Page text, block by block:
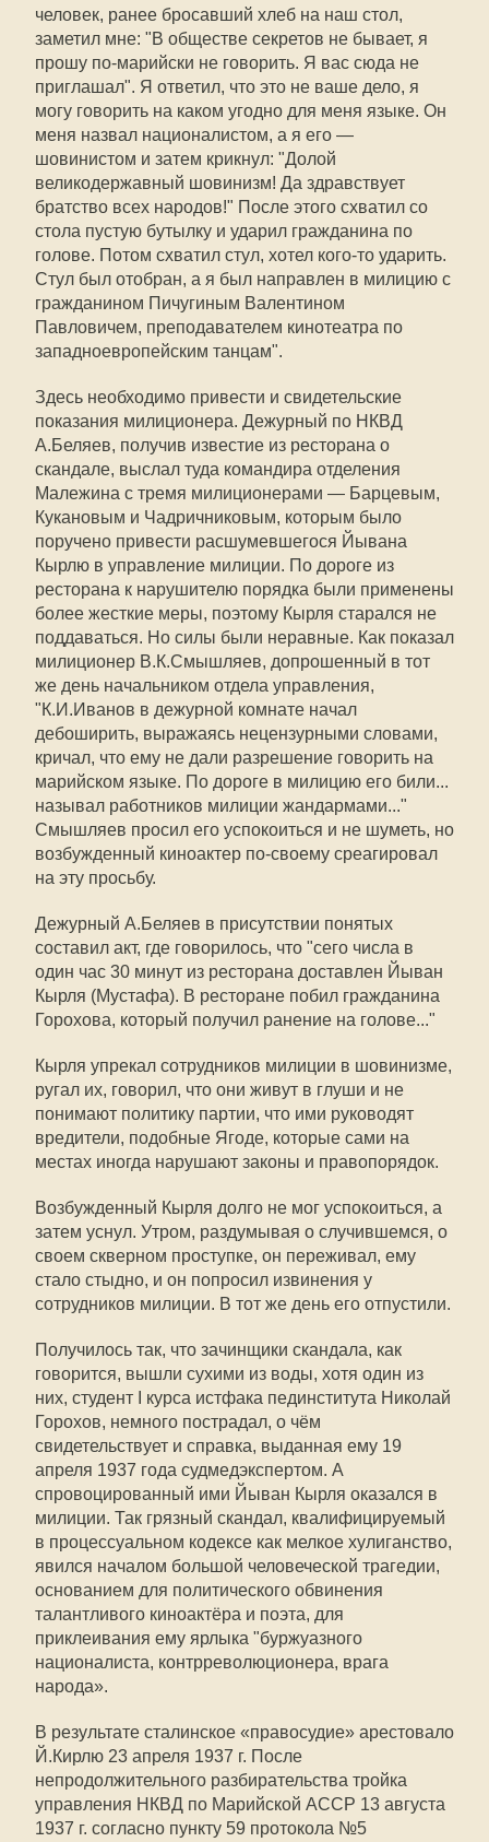
человек, ранее бросавший хлеб на наш стол,
заметил мне: "В обществе секретов не бывает, я
прошу по-марийски не говорить. Я вас сюда не
приглашал". Я ответил, что это не ваше дело, я
могу говорить на каком угодно для меня языке. Он
меня назвал националистом, а я его —
шовинистом и затем крикнул: "Долой
великодержавный шовинизм! Да здравствует
братство всех народов!" После этого схватил со
стола пустую бутылку и ударил гражданина по
голове. Потом схватил стул, хотел кого-то ударить.
Стул был отобран, а я был направлен в милицию с
гражданином Пичугиным Валентином
Павловичем, преподавателем кинотеатра по
западноевропейским танцам".
Здесь необходимо привести и свидетельские
показания милиционера. Дежурный по НКВД
А.Беляев, получив известие из ресторана о
скандале, выслал туда командира отделения
Малежина с тремя милиционерами — Барцевым,
Кукановым и Чадричниковым, которым было
поручено привести расшумевшегося Йывана
Кырлю в управление милиции. По дороге из
ресторана к нарушителю порядка были применены
более жесткие меры, поэтому Кырля старался не
поддаваться. Но силы были неравные. Как показал
милиционер В.К.Смышляев, допрошенный в тот
же день начальником отдела управления,
"К.И.Иванов в дежурной комнате начал
дебоширить, выражаясь нецензурными словами,
кричал, что ему не дали разрешение говорить на
марийском языке. По дороге в милицию его били...
называл работников милиции жандармами..."
Смышляев просил его успокоиться и не шуметь, но
возбужденный киноактер по-своему среагировал
на эту просьбу.
Дежурный А.Беляев в присутствии понятых
составил акт, где говорилось, что "сего числа в
один час 30 минут из ресторана доставлен Йыван
Кырля (Мустафа). В ресторане побил гражданина
Горохова, который получил ранение на голове..."
Кырля упрекал сотрудников милиции в шовинизме,
ругал их, говорил, что они живут в глуши и не
понимают политику партии, что ими руководят
вредители, подобные Ягоде, которые сами на
местах иногда нарушают законы и правопорядок.
Возбужденный Кырля долго не мог успокоиться, а
затем уснул. Утром, раздумывая о случившемся, о
своем скверном проступке, он переживал, ему
стало стыдно, и он попросил извинения у
сотрудников милиции. В тот же день его отпустили.
Получилось так, что зачинщики скандала, как
говорится, вышли сухими из воды, хотя один из
них, студент I курса истфака пединститута Николай
Горохов, немного пострадал, о чём
свидетельствует и справка, выданная ему 19
апреля 1937 года судмедэкспертом. А
спровоцированный ими Йыван Кырля оказался в
милиции. Так грязный скандал, квалифицируемый
в процессуальном кодексе как мелкое хулиганство,
явился началом большой человеческой трагедии,
основанием для политического обвинения
талантливого киноактёра и поэта, для
приклеивания ему ярлыка "буржуазного
националиста, контрреволюционера, врага
народа».
В результате сталинское «правосудие» арестовало
Й.Кирлю 23 апреля 1937 г. После
непродолжительного разбирательства тройка
управления НКВД по Марийской АССР 13 августа
1937 г. согласно пункту 59 протокола №5